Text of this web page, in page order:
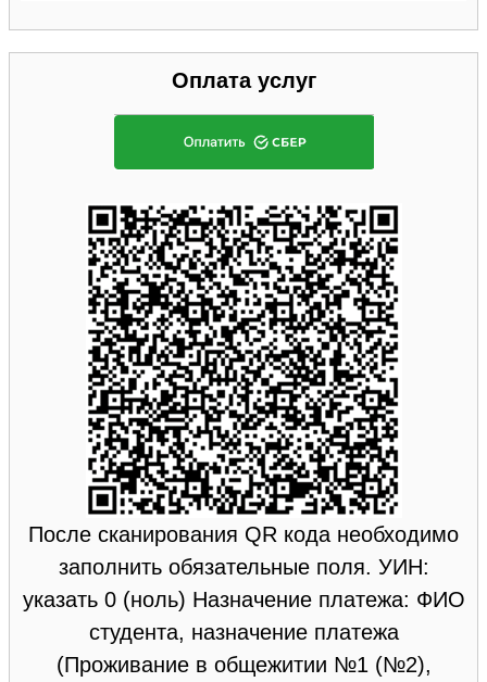
Оплата услуг
После сканирования QR кода необходимо
заполнить обязательные поля. УИН:
указать 0 (ноль) Назначение платежа: ФИО
студента, назначение платежа
(Проживание в общежитии №1 (№2),